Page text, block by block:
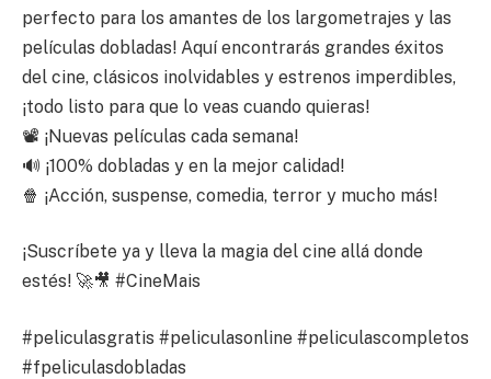
perfecto para los amantes de los largometrajes y las
películas dobladas! Aquí encontrarás grandes éxitos
del cine, clásicos inolvidables y estrenos imperdibles,
¡todo listo para que lo veas cuando quieras!
📽️ ¡Nuevas películas cada semana!
🔊 ¡100% dobladas y en la mejor calidad!
🍿 ¡Acción, suspense, comedia, terror y mucho más!
¡Suscríbete ya y lleva la magia del cine allá donde
estés! 🚀🎥 #CineMais
#peliculasgratis #peliculasonline #peliculascompletos
#fpeliculasdobladas